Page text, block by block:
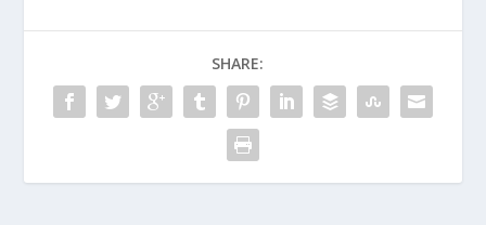
SHARE: